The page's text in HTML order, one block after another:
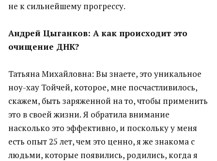
не к сильнейшему прогрессу.
Андрей Цыганков: А как происходит это
очищение ДНК?
Татьяна Михайловна: Вы знаете, это уникальное
ноу-хау Тойчей, которое, мне посчастливилось,
скажем, быть заряженной на то, чтобы применить
это в своей жизни. Я обратила внимание
насколько это эффективно, и поскольку у меня
есть опыт 25 лет, чем это ценно, я же знакома с
людьми, которые появились, родились, когда я